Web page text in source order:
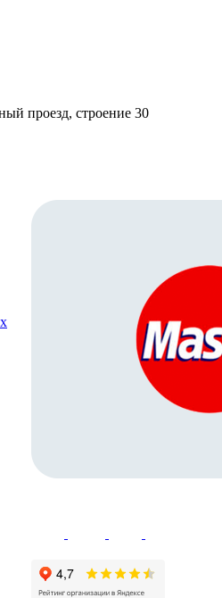
проезд, строение 30